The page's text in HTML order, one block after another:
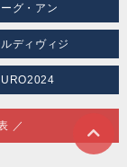
ーグ・アン
ディヴィジ
／